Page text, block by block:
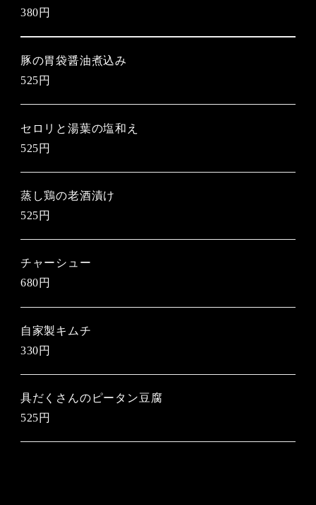
380円
豚の胃袋醤油煮込み
525円
セロリと湯葉の塩和え
525円
蒸し鶏の老酒漬け
525円
チャーシュー
680円
自家製キムチ
330円
具だくさんのピータン豆腐
525円